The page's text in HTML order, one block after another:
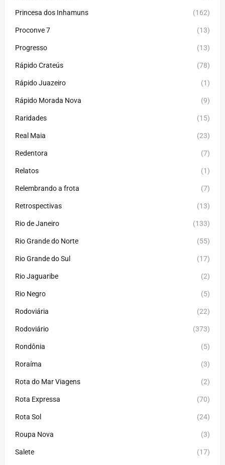
Princesa dos Inhamuns (162)
Proconve 7 (13)
Progresso (13)
Rápido Crateús (78)
Rápido Juazeiro (1)
Rápido Morada Nova (9)
Raridades (15)
Real Maia (23)
Redentora (7)
Relatos (1)
Relembrando a frota (7)
Retrospectivas (13)
Rio de Janeiro (133)
Rio Grande do Norte (55)
Rio Grande do Sul (17)
Rio Jaguaribe (2)
Rio Negro (5)
Rodoviária (22)
Rodoviário (373)
Rondônia (5)
Roraíma (3)
Rota do Mar Viagens (2)
Rota Expressa (70)
Rota Sol (24)
Roupa Nova (3)
Salete (17)